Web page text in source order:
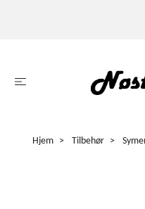
Hjem Tilbehør